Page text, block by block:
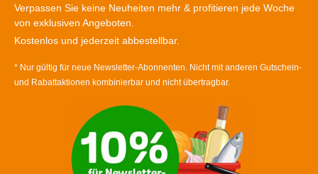
Verpassen Sie keine Neuheiten mehr & profitieren jede Woche
von exklusiven Angeboten.
Kostenlos und jederzeit abbestellbar.
* Nur gültig für neue Newsletter-Abonnenten. Nicht mit anderen Gutschein-
und Rabattaktionen kombinierbar und nicht übertragbar.